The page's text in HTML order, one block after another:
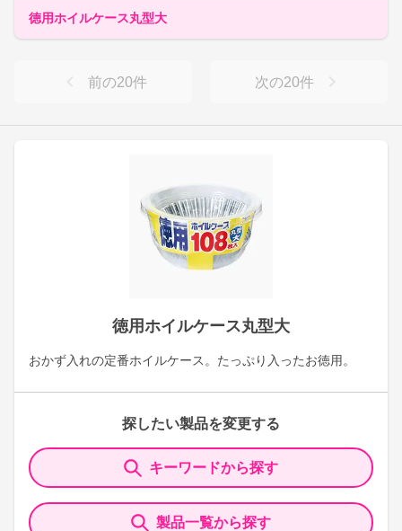
徳用ホイルケース丸型大
おかず入れの定番ホイルケース。たっぷり入ったお徳用。
探したい製品を変更する
キーワードから探す
製品一覧から探す
徳用ホイルケース丸型大
前の20件 次の20件